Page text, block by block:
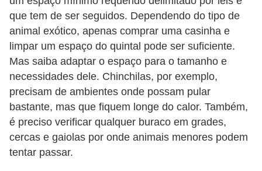
que tem de ser seguidos. Dependendo do tipo de
animal exótico, apenas comprar uma casinha e
limpar um espaço do quintal pode ser suficiente.
Mas saiba adaptar o espaço para o tamanho e
necessidades dele. Chinchilas, por exemplo,
precisam de ambientes onde possam pular
bastante, mas que fiquem longe do calor. Também,
é preciso verificar qualquer buraco em grades,
cercas e gaiolas por onde animais menores podem
tentar passar.
ç
ã
o
A
n
i
m
i